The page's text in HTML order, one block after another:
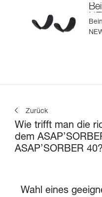
Zurück
Wie trifft man die
dem
ASAP’SORBER 40?
Wahl eines